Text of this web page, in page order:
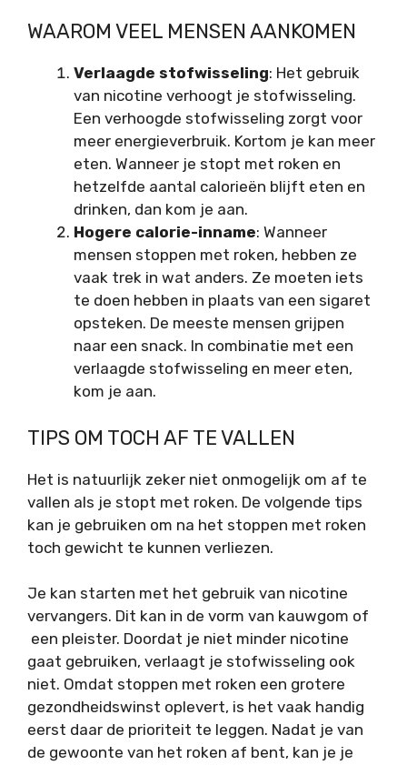
WAAROM VEEL MENSEN AANKOMEN
Verlaagde stofwisseling: Het gebruik
van nicotine verhoogt je stofwisseling.
Een verhoogde stofwisseling zorgt voor
meer energieverbruik. Kortom je kan meer
eten. Wanneer je stopt met roken en
hetzelfde aantal calorieën blijft eten en
drinken, dan kom je aan.
Hogere calorie-inname: Wanneer
mensen stoppen met roken, hebben ze
vaak trek in wat anders. Ze moeten iets
te doen hebben in plaats van een sigaret
opsteken. De meeste mensen grijpen
naar een snack. In combinatie met een
verlaagde stofwisseling en meer eten,
kom je aan.
TIPS OM TOCH AF TE VALLEN
Het is natuurlijk zeker niet onmogelijk om af te
vallen als je stopt met roken. De volgende tips
kan je gebruiken om na het stoppen met roken
toch gewicht te kunnen verliezen.
Je kan starten met het gebruik van nicotine
vervangers. Dit kan in de vorm van kauwgom of
een pleister. Doordat je niet minder nicotine
gaat gebruiken, verlaagt je stofwisseling ook
niet. Omdat stoppen met roken een grotere
gezondheidswinst oplevert, is het vaak handig
eerst daar de prioriteit te leggen. Nadat je van
de gewoonte van het roken af bent, kan je je